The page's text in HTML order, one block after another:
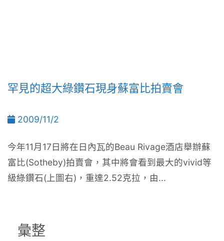
罕見的超大綠鑽石現身蘇富比拍賣會
2009/11/2
今年11月17日將在日內瓦的Beau Rivage酒店舉辦蘇
富比(Sotheby)拍賣會，其中將會看到最大的vivid等
級綠鑽石(上圖右)，重達2.52克拉，由...
彙整